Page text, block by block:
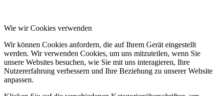
Wie wir Cookies verwenden
Wir können Cookies anfordern, die auf Ihrem Gerät eingestellt
werden. Wir verwenden Cookies, um uns mitzuteilen, wenn Sie
unsere Websites besuchen, wie Sie mit uns interagieren, Ihre
Nutzererfahrung verbessern und Ihre Beziehung zu unserer Website
anpassen.